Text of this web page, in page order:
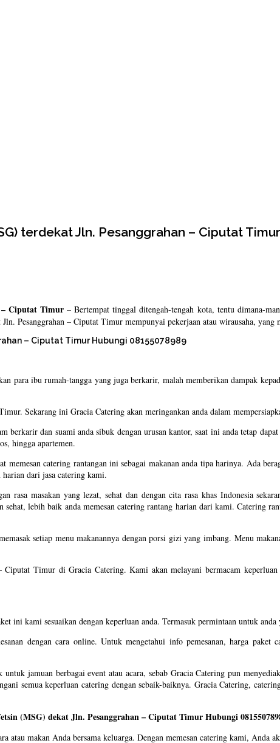
terdekat Jln. Pesanggrahan – Ciputat
– Ciputat Timur– Bertempat tinggal ditengah-tengah kota, tentu dimana-
Pesanggrahan – Ciputat Timur mempunyai pekerjaan atau wirausaha, yang
– Ciputat Timur Hubungi 08155078989
para ibu rumah-tangga yang juga berkarir, malah memberikan dampak
Sekarang ini Gracia Catering akan meringankan anda dalam
berkarir dan suami anda sibuk dengan urusan kantor, saat ini anda tetap
hingga apartemen.
memesan catering rantangan ini sebagai makanan anda tipa harinya. Ada
dari jasa catering kami.
rasa masakan yang lezat, sehat dan dengan cita rasa khas Indonesia
lebih baik anda memesan catering rantang harian dari kami. Catering
setiap menu makanannya dengan porsi gizi yang imbang. Menu
Timur di Gracia Catering. Kami akan melayani bermacam
ini kami sesuaikan dengan keperluan anda. Termasuk permintaan untuk anda
dengan cara online. Untuk mengetahui info pemesanan, harga
jamuan berbagai event atau acara, sebab Gracia Catering pun
semua keperluan catering dengan sebaik-baiknya. Gracia Catering,
(MSG) dekat Jln. Pesanggrahan – Ciputat Timur Hubungi
atau makan Anda bersama keluarga. Dengan memesan catering kami, Anda